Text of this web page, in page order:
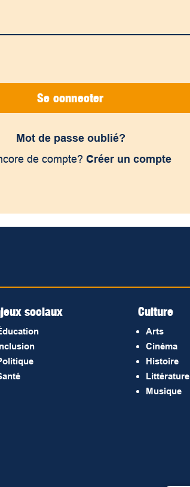
Se connecter
Mot de passe oublié?
de compte? Créer un compte
sociaux Culture
Arts
Cinéma
Histoire
Littérature
Musique